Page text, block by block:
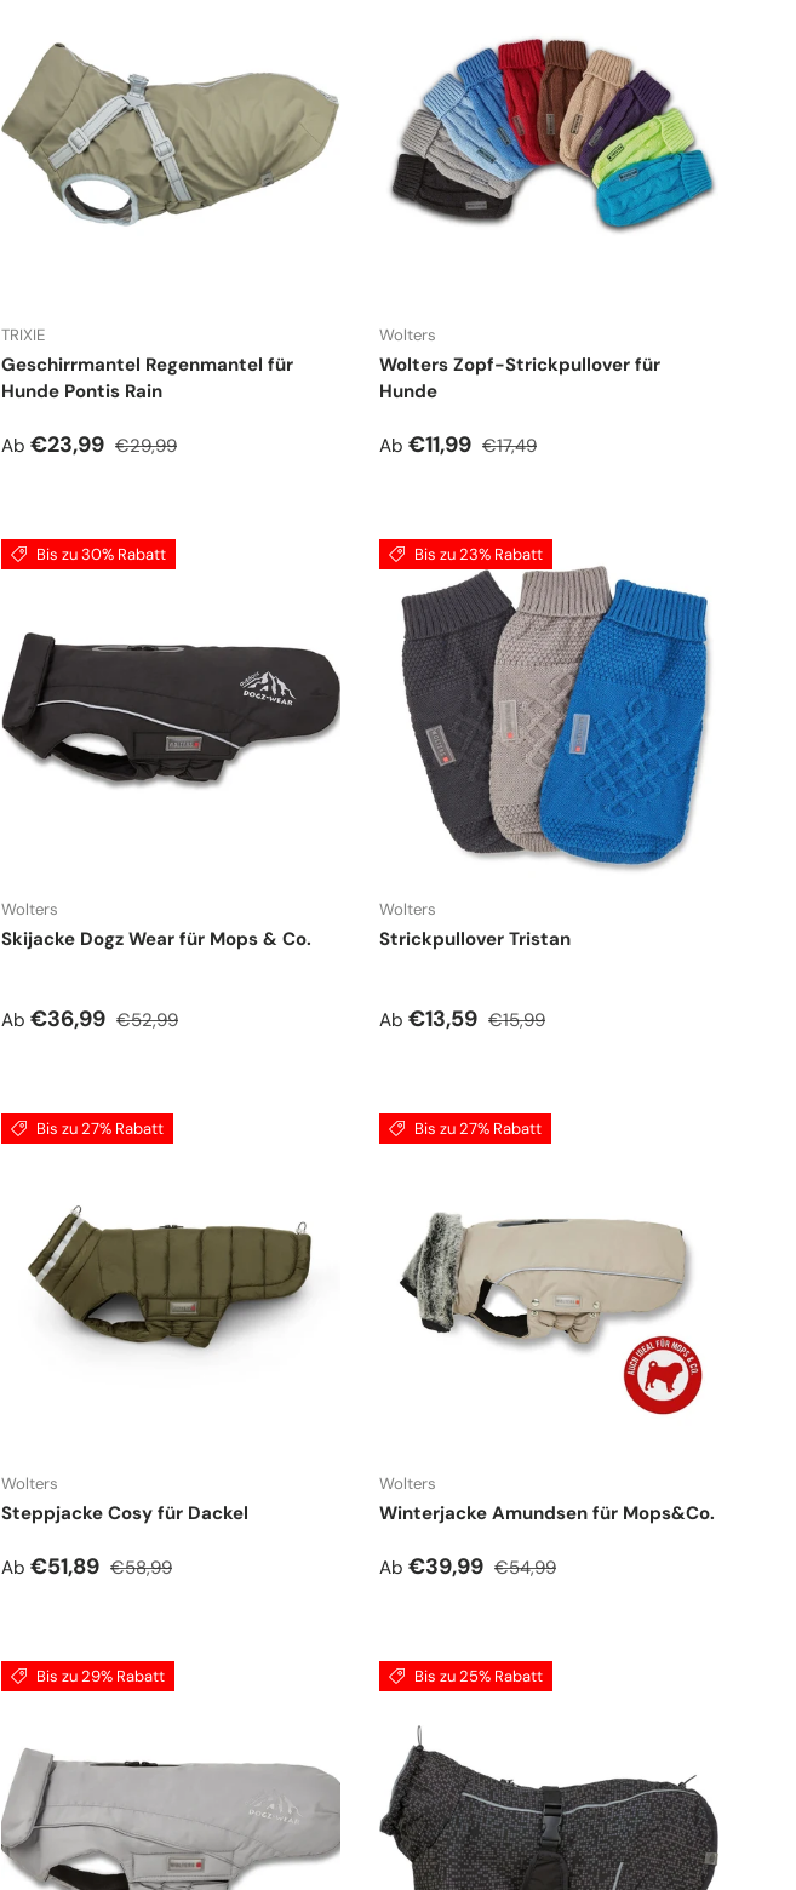
TRIXIE
Geschirrmantel Regenmantel für
Hunde Pontis Rain
Verkaufspreis
Ab €23,99 Normaler Preis
€29,99
Wolters
Wolters Zopf-Strickpullover für
Hunde
Verkaufspreis
Ab €11,99 Normaler Preis
€17,49
Bis zu 30% Rabatt
Wolters
Skijacke Dogz Wear für Mops & Co.
Verkaufspreis
Ab €36,99 Normaler Preis
€52,99
Bis zu 23% Rabatt
Wolters
Strickpullover Tristan
Verkaufspreis
Ab €13,59 Normaler Preis
€15,99
Bis zu 27% Rabatt
Wolters
Steppjacke Cosy für Dackel
Verkaufspreis
Ab €51,89 Normaler Preis
€58,99
Bis zu 27% Rabatt
Wolters
Winterjacke Amundsen für Mops&Co.
Verkaufspreis
Ab €39,99 Normaler Preis
€54,99
Bis zu 29% Rabatt Bis zu 25% Rabatt